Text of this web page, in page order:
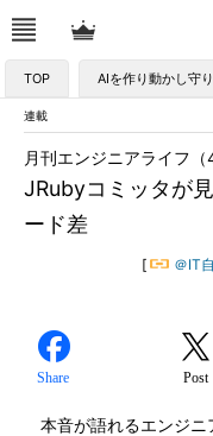
TOP AIを作り動かし守
連載
JRubyコミッタが
ード差
月刊エンジニアライフ（
[ ＠IT
Share Post
本音が語れるエンジニ